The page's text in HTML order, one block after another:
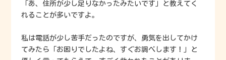
「あ、住所が少し足りなかったみたいです」と教えてく
れることが多いですよ。
私は電話が少し苦手だったのですが、勇気を出してかけ
てみたら「お困りでしたよね、すぐお調べします！」と